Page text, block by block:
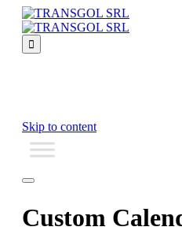

Skip to content
Custom